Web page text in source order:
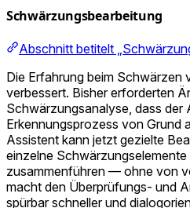
Schwärzungsbearbeitung
Abschnitt betitelt
Die Erfahrung beim Schwärzen
verbessert. Bisher erforderten
Schwärzungsanalyse, dass der
Erkennungsprozess von Grund
Assistent kann jetzt gezielte
einzelne
zusammenführen — ohne von
macht den Überprüfungs- und
spürbar schneller und